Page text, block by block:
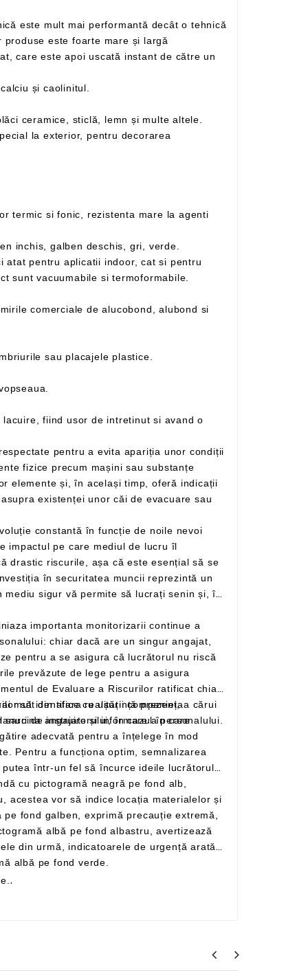
obișnuită de printare digitală. Atât calitatea sa net superioară, cât și versarilitatea sa pe imprimarea diferitelor produse este foarte mare și largă
carbonatul de calciu și caolinitul.
Se poate folosi pe o gamă largă de materiale, astfel încât se poate imprima pe plastic, metal, hârtie, carton, plăci ceramice, sticlă, lemn și multe altele.
– Gama de culori disponibile in permanenta in stoc: rosu, albastru inchis, albastru deschis, negru, galben inchis, galben deschis, gri, verde.
aplicatii outdoor, datorita proprietatii materialului de a fi un bun izolator termic si fonic. Placile din PVC compact sunt vacuumabile si termoformabile.
– Este un material cu două fete din aluminiu si un miez din polietilena ce inlocuieste cu succes tabla, lambriurile sau placajele plastice.
la locul de muncă pentru verificarea condițiilor periculoase și să prezinte planuri de instruire și informare a personalului.
forma lor pătrată cu pictogramă albă pe fond verde.
.